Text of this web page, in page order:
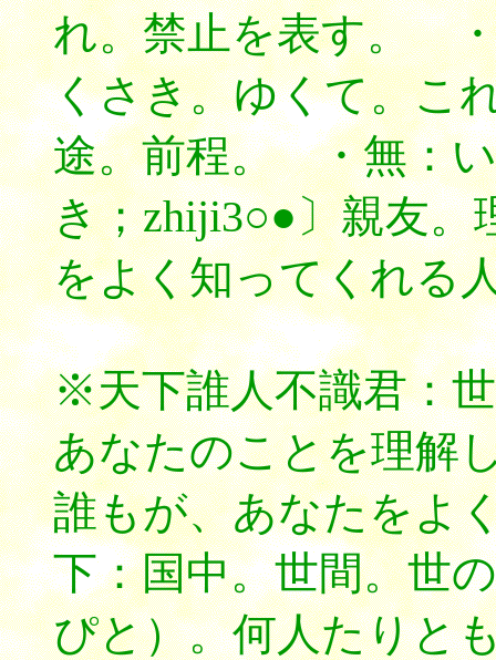
れ。禁止を表す。
くさき。ゆくて。こ
途。前程。 ・無：
き；zhiji3○●〕親友。
をよく知ってくれる
※天下誰人不識君：
あなたのことを理解
誰もが、あなたをよ
下：国中。世間。世
ぴと）。何人たり